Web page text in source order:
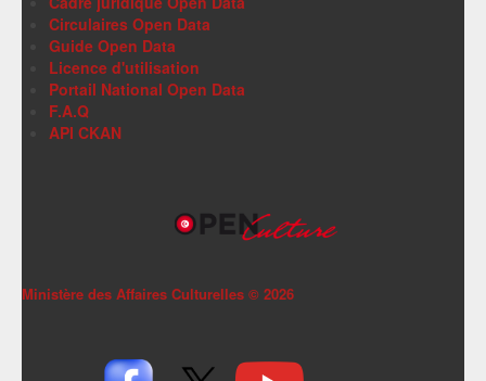
Circulaires Open Data
Guide Open Data
Licence d'utilisation
Portail National Open Data
F.A.Q
API CKAN
Ministère des Affaires Culturelles © 2026